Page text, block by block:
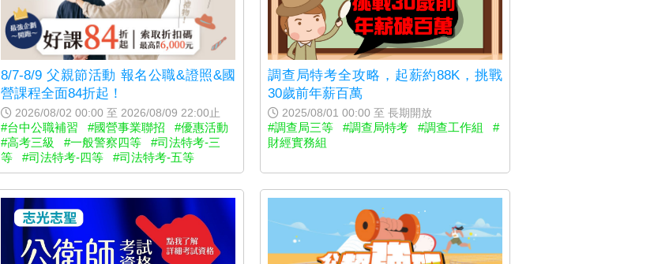
8/7-8/9 父親節活動 報名公職&證照&國
營課程全面84折起！
2026/08/02 00:00 至 2026/08/09 22:00止
#台中公職補習 #國營事業聯招
#優惠活動
#高考三級
#一般警察四等
#司法特考-三
等
#司法特考-四等 #司法特考-五等
調查局特考全攻略，起薪約88K，挑戰
30歲前年薪百萬
2025/08/01 00:00 至 長期開放
#調查局三等 #調查局特考 #調查工作組
#
財經實務組